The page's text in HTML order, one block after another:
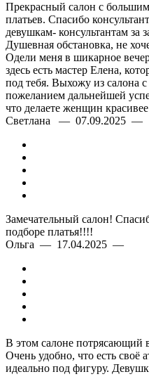
Прекрасный салон с
платьев. Спасибо
девушкам- консультантам за
Душевная обстановка, не
Одели меня в шикарное
здесь есть мастер Елена,
под тебя. Выхожу из салона
пожеланием дальнейшей
что делаете женщин
Светлана — 07.09.2025 —
Замечательный салон!
подборе платья!!!!
Ольга — 17.04.2025 —
В этом салоне потрясающий
Очень удобно, что есть своё
идеально под фигуру.